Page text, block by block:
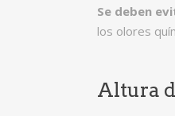
Se deben
los olores
Altura